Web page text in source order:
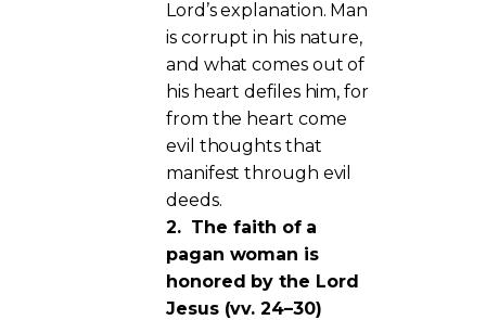
Lord’s explanation. Man
is corrupt in his nature,
and what comes out of
his heart defiles him, for
from the heart come
evil thoughts that
manifest through evil
deeds.
2. The faith of a
pagan woman is
honored by the Lord
Jesus (vv. 24–30)